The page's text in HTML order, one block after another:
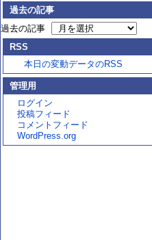
過去の記事
過去の記事
RSS
本日の変動データのRSS
管理用
ログイン
投稿フィード
コメントフィード
WordPress.org